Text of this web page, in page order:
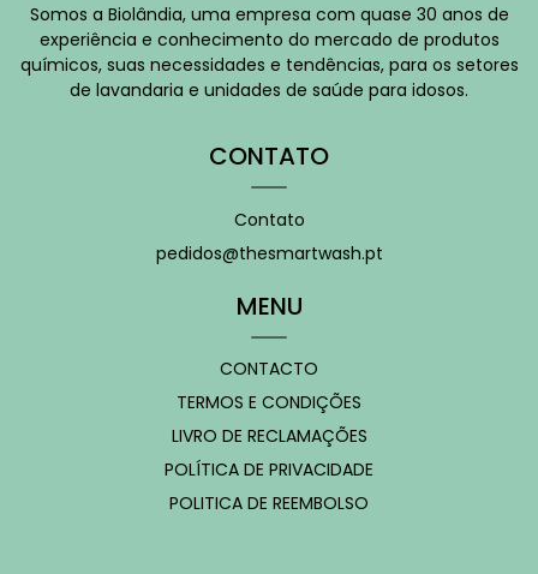
Somos a Biolândia, uma empresa com quase 30 anos de
experiência e conhecimento do mercado de produtos
químicos, suas necessidades e tendências, para os setores
de lavandaria e unidades de saúde para idosos.
CONTATO
Contato
pedidos@thesmartwash.pt
MENU
CONTACTO
TERMOS E CONDIÇÕES
LIVRO DE RECLAMAÇÕES
POLÍTICA DE PRIVACIDADE
POLITICA DE REEMBOLSO